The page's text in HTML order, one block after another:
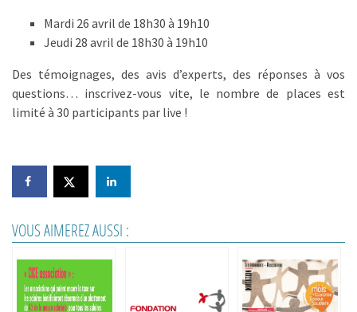
Mardi 26 avril de 18h30 à 19h10
Jeudi 28 avril de 18h30 à 19h10
Des témoignages, des avis d’experts, des réponses à vos
questions… inscrivez-vous vite, le nombre de places est
limité à 30 participants par live !
VOUS AIMEREZ AUSSI :